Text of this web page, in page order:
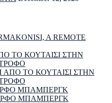
A REMOTE
ΤΟ ΚΟΥΤΑΙΣΙ ΣΤΗΝ
ΤΟ ΚΟΥΤΑΙΣΙ ΣΤΗΝ
ΜΠΑΜΠΕΡΓΚ
ΜΠΑΜΠΕΡΓΚ